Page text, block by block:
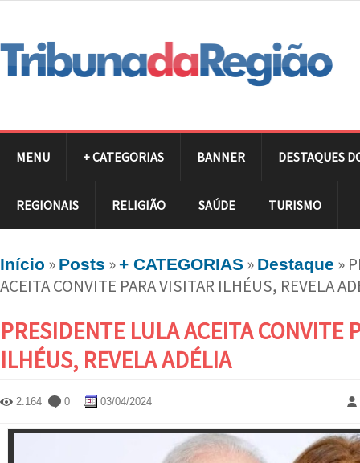
MENU + CATEGORIAS BANNER DESTAQUES
REGIONAIS RELIGIÃO SAÚDE TURISMO
Início » Posts »+ CATEGORIAS » Destaque »
ACEITA CONVITE PARA VISITAR ILHÉUS, REVELA
PRESIDENTE LULA ACEITA CONVITE
ILHÉUS, REVELA ADÉLIA
2.164 0 03/04/2024